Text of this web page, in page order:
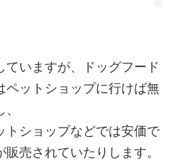
ていますが、ドッグフード
ペットショップに行けば無
トショップなどでは安価で
売されていたりします。